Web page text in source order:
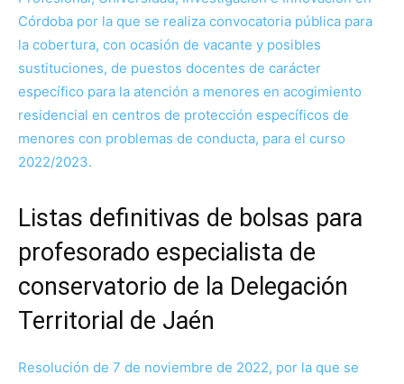
Córdoba por la que se realiza convocatoria pública para
la cobertura, con ocasión de vacante y posibles
sustituciones, de puestos docentes de carácter
específico para la atención a menores en acogimiento
residencial en centros de protección específicos de
menores con problemas de conducta, para el curso
2022/2023.
Listas definitivas de bolsas para
profesorado especialista de
conservatorio de la Delegación
Territorial de Jaén
Resolución de 7 de noviembre de 2022, por la que se